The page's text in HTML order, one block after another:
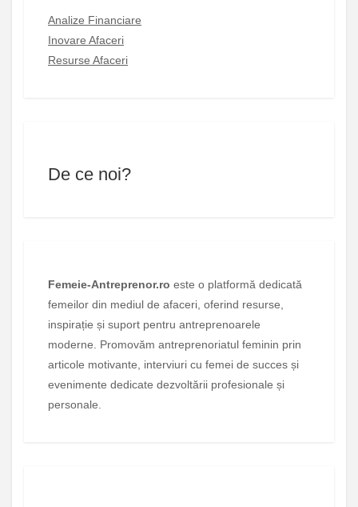
Analize Financiare
Inovare Afaceri
Resurse Afaceri
De ce noi?
Femeie-Antreprenor.ro este o platformă dedicată
femeilor din mediul de afaceri, oferind resurse,
inspirație și suport pentru antreprenoarele
moderne. Promovăm antreprenoriatul feminin prin
articole motivante, interviuri cu femei de succes și
evenimente dedicate dezvoltării profesionale și
personale.